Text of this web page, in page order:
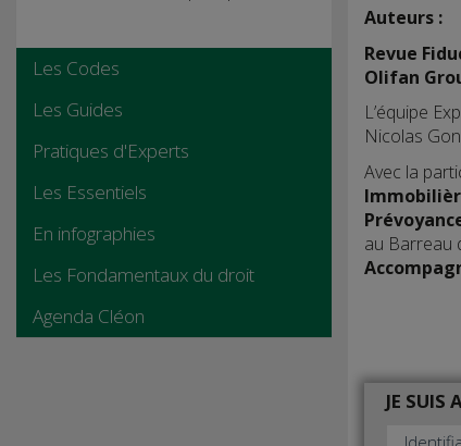
Les Codes
Les Guides
Pratiques d'Experts
Les Essentiels
En infographies
Les Fondamentaux du droit
Agenda Cléon
Auteurs :
Revue
Olifan
L’équipe
Nicolas
Avec la
au Barreau
JE SUIS